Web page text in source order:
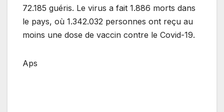
72.185 guéris. Le virus a fait 1.886 morts dans
le pays, où 1.342.032 personnes ont reçu au
moins une dose de vaccin contre le Covid-19.
Aps